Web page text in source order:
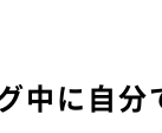
中に自